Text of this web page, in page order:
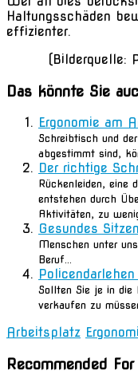
Haltungsschäden
effizienter.
(Bilderquelle:
Das könnte Sie
Ergonomie am
Schreibtisch und
abgestimmt sind,
Der richtige
Rückenleiden, eine
entstehen durch
Aktivitäten, zu
Gesundes
Menschen unter
Beruf...
Sollten Sie je in die
verkaufen zu
Arbeitsplatz
Recommended For